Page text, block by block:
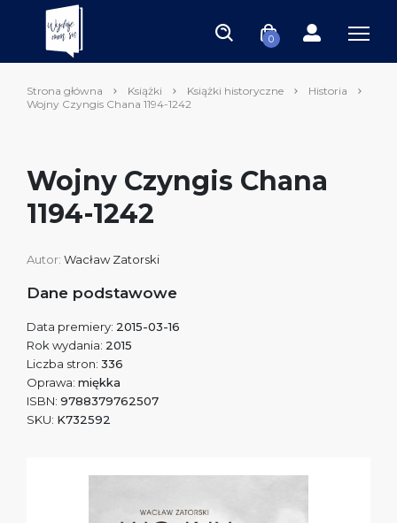
0
Strona główna Książki Książki historyczne
Historia
Wojny Czyngis Chana 1194-1242
Wojny Czyngis Chana
1194-1242
Autor: Wacław Zatorski
Dane podstawowe
Data premiery: 2015-03-16
Rok wydania: 2015
Liczba stron: 336
Oprawa: miękka
ISBN: 9788379762507
SKU: K732592